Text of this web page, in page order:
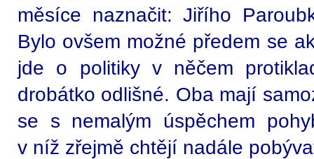
měsíce naznačit: Jiřího
Bylo ovšem možné předem se
jde o politiky v něčem
drobátko odlišné. Oba mají
se s nemalým úspěchem
v níž zřejmě chtějí nadále